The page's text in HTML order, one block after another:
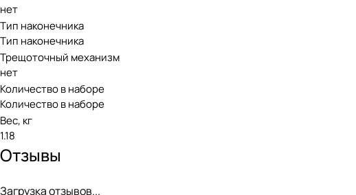
нет
Тип наконечника
Тип наконечника
Трещоточный механизм
нет
Количество в наборе
Количество в наборе
Вес, кг
1.18
Отзывы
Загрузка отзывов...